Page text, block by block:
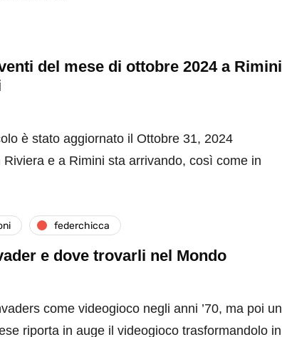
del mese di ottobre 2024 a Rimini
è stato aggiornato il Ottobre 31, 2024
Riviera e a Rimini sta arrivando, così come in
federchicca
e dove trovarli nel Mondo
come videogioco negli anni ’70, ma poi un
riporta in auge il videogioco trasformandolo in